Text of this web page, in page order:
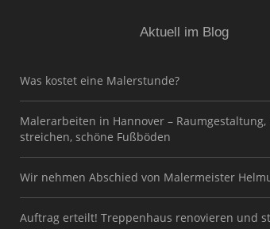
Aktuell im Blog
Was kostet eine Malerstunde?
Malerarbeiten in Hannover – Raumgestaltung,
streichen, schöne Fußböden
Wir nehmen Abschied von Malermeister
Auftrag erteilt! Treppenhaus renovieren und